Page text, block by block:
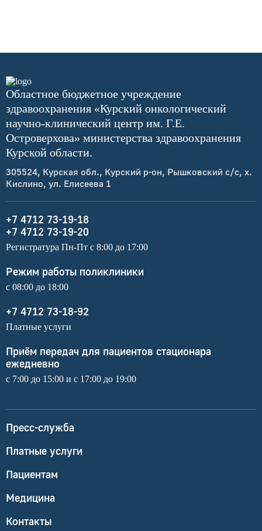
Областное бюджетное учреждение
здравоохранения «Курский онкологический
научно-клинический центр им. Г.Е.
Островерхова» министерства здравоохранения
Курской области.
305524, Курская обл., Курский р-он, Рышковский с/с, х.
Кислино, ул. Елисеева 1
+7 4712 73-19-18
+7 4712 73-19-20
Регистратура Пн-Пт с 8:00 до 17:00
Режим работы поликлиники
с 08:00 до 18:00
+7 4712 73-18-92
Платные услуги
Приём передач для пациентов стационара
ежедневно
с 7:00 до 15:00 и с 17:00 до 19:00
Пресс-служба
Платные услуги
Пациентам
Медицина
Контакты